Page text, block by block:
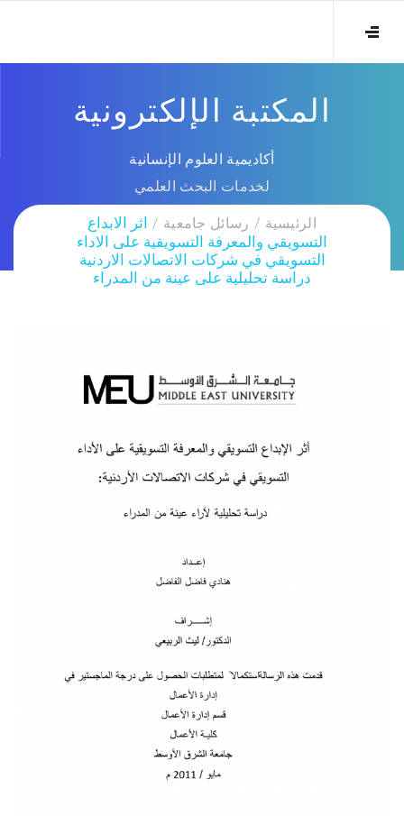
المكتبة الإلكترونية
أكاديمية العلوم الإنسانية
لخدمات البحث العلمي
الرئيسية رسائل جامعية
اثر الابداع
التسويقي والمعرفة التسويقية على الاداء
التسويقي في شركات الاتصالات الاردنية
دراسة تحليلية على عينة من المدراء